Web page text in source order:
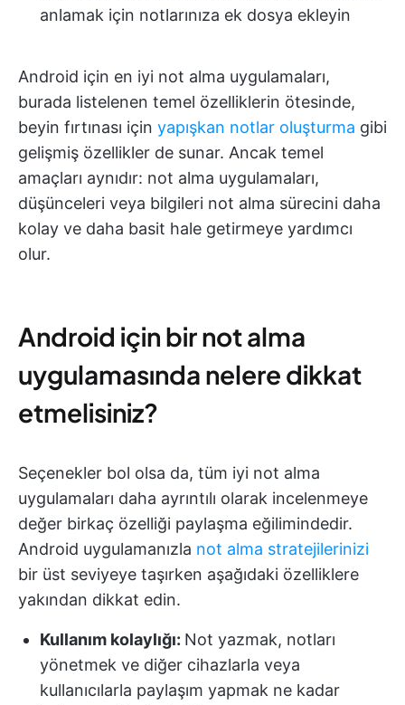
anlamak için notlarınıza ek dosya ekleyin
Android için en iyi not alma uygulamaları,
burada listelenen temel özelliklerin ötesinde,
beyin fırtınası için yapışkan notlar oluşturma gibi
gelişmiş özellikler de sunar. Ancak temel
amaçları aynıdır: not alma uygulamaları,
düşünceleri veya bilgileri not alma sürecini daha
kolay ve daha basit hale getirmeye yardımcı
olur.
Android için bir not alma
uygulamasında nelere dikkat
etmelisiniz?
Seçenekler bol olsa da, tüm iyi not alma
uygulamaları daha ayrıntılı olarak incelenmeye
değer birkaç özelliği paylaşma eğilimindedir.
Android uygulamanızla not alma stratejilerinizi
bir üst seviyeye taşırken aşağıdaki özelliklere
yakından dikkat edin.
Kullanım kolaylığı: Not yazmak, notları
yönetmek ve diğer cihazlarla veya
kullanıcılarla paylaşım yapmak ne kadar